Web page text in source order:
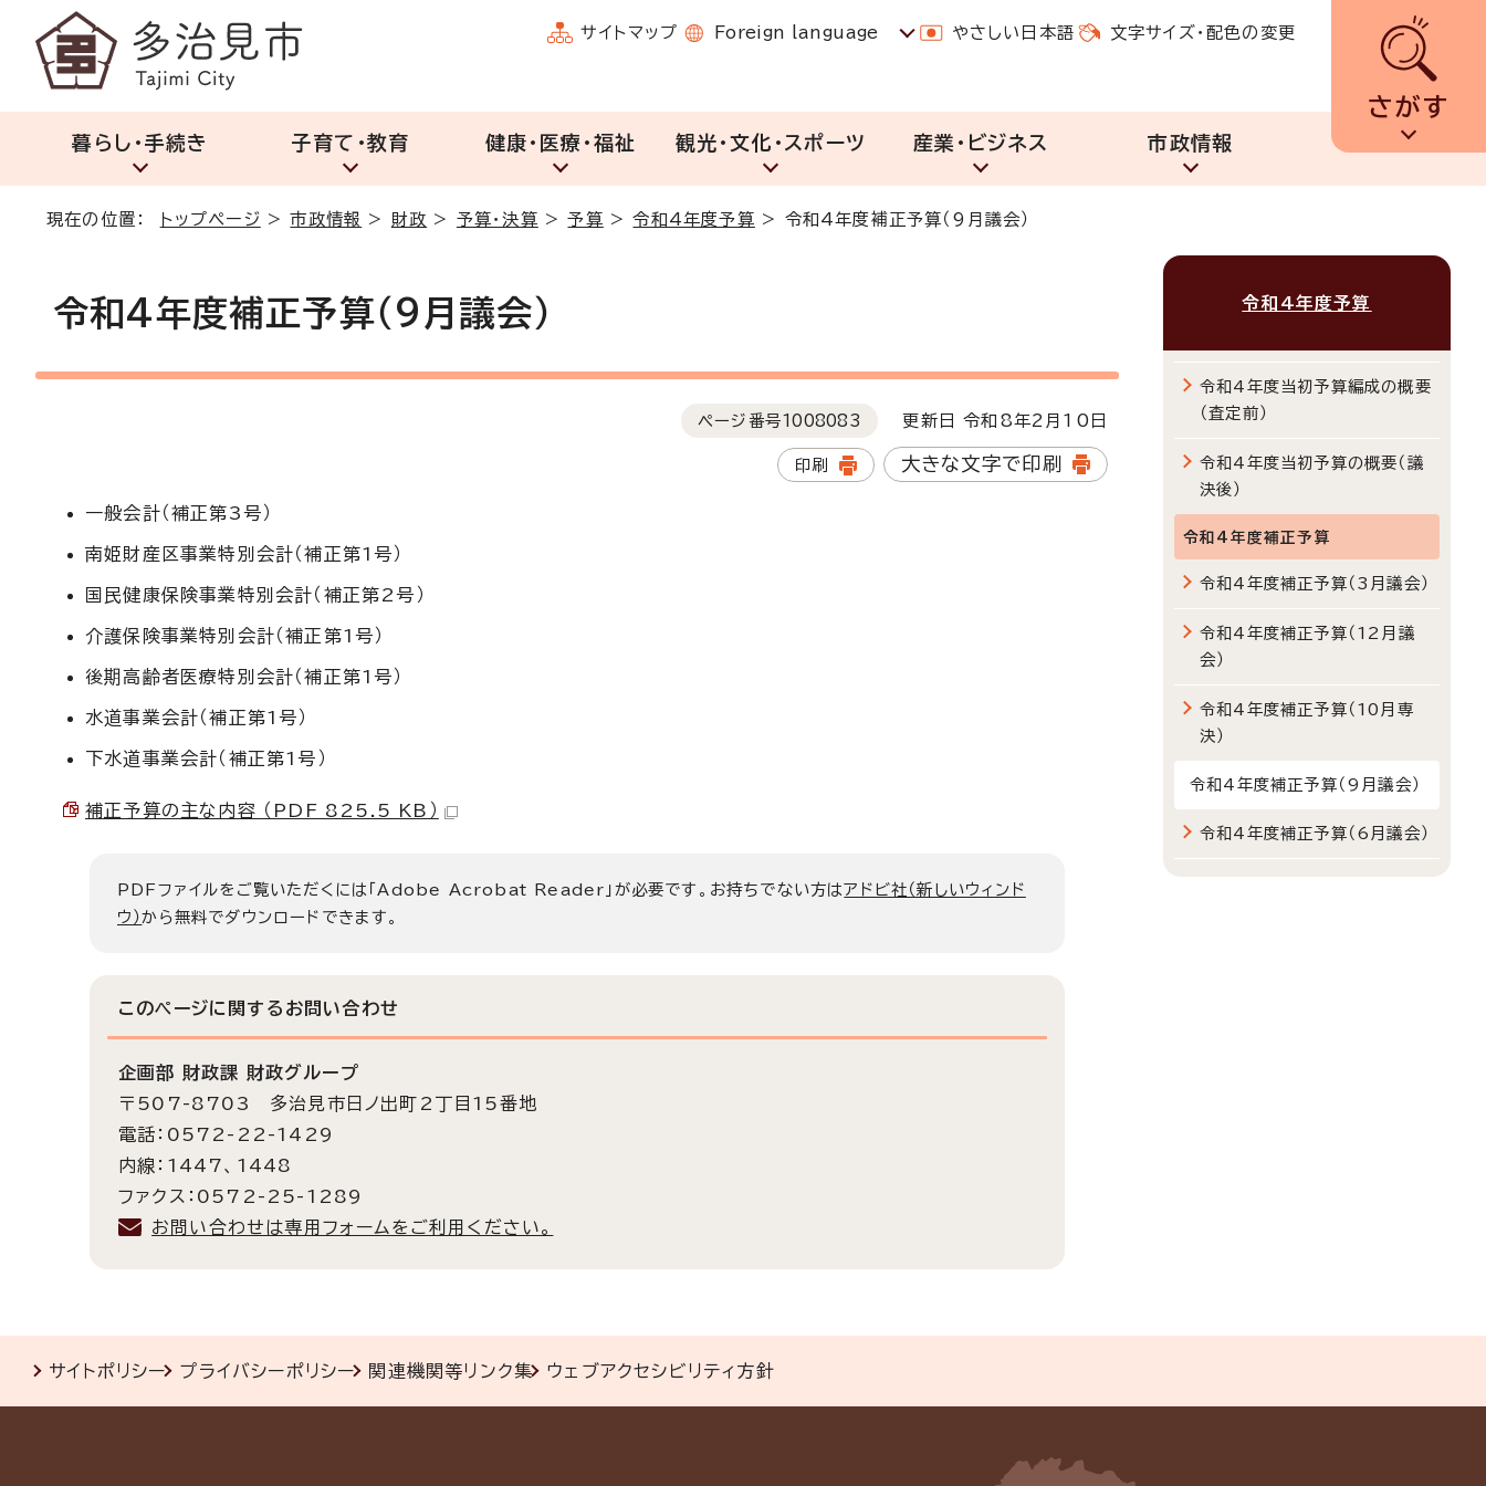
サイトマップ Foreign language やさしい日本語 文字サイズ・配色の変更
さがす
暮らし・手続き 子育て・教育 健康・医療・福祉 観光・文化・スポーツ 産業・ビジネス 市政情報
現在の位置： トップページ >市政情報 > 財政 > 予算・決算 >予算 >令和4年度予算 > 令和4年度補正予算（9月議会）
令和4年度補正予算（9月議会）
ページ番号1008083 更新日 令和8年2月10日
印刷 大きな文字で印刷
一般会計（補正第3号）
南姫財産区事業特別会計（補正第1号）
国民健康保険事業特別会計（補正第2号）
介護保険事業特別会計（補正第1号）
後期高齢者医療特別会計（補正第1号）
水道事業会計（補正第1号）
下水道事業会計（補正第1号）
補正予算の主な内容 （PDF 825.5 KB）
PDFファイルをご覧いただくには「Adobe Acrobat Reader」が必要です。お持ちでない方はアドビ社（新しいウィンド
ウ）から無料でダウンロードできます。
このページに関する お問い合わせ
企画部 財政課 財政グループ
〒507-8703 多治見市日ノ出町2丁目15番地
電話：0572-22-1429
内線：1447、1448
ファクス：0572-25-1289
お問い合わせは専用フォームをご利用ください。
令和4年度予算
令和4年度当初予算編成の概要
（査定前）
令和4年度当初予算の概要（議
決後）
令和4年度補正予算
令和4年度補正予算（3月議会）
令和4年度補正予算（12月議
会）
令和4年度補正予算（10月専
決）
令和4年度補正予算（9月議会）
令和4年度補正予算（6月議会）
サイトポリシー プライバシーポリシー 関連機関等リンク集 ウェブアクセシビリティ方針